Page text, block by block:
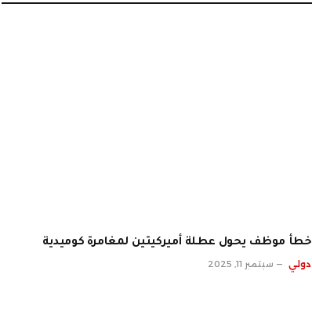
خطأ موظف يحول عطلة أميركيتين لمغامرة كوميدية
دولي سبتمبر 11, 2025